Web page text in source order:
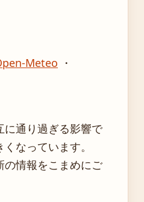
Meteo ・
に通り過ぎる影響で
なっています。
の情報をこまめにご